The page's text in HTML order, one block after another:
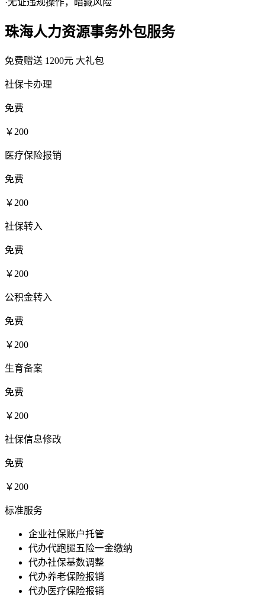
·无证违规操作，暗藏风险
珠海人力资源事务外包服务
免费赠送 1200元 大礼包
社保卡办理
免费
￥200
医疗保险报销
免费
￥200
社保转入
免费
￥200
公积金转入
免费
￥200
生育备案
免费
￥200
社保信息修改
免费
￥200
标准服务
企业社保账户托管
代办代跑腿五险一金缴纳
代办社保基数调整
代办养老保险报销
代办医疗保险报销